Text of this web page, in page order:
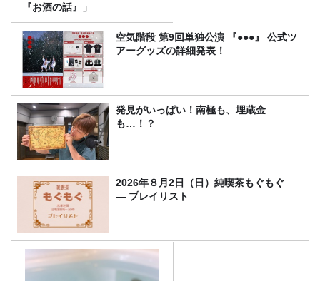
『お酒の話』」
空気階段 第9回単独公演 『●●●』 公式ツ
アーグッズの詳細発表！
発見がいっぱい！南極も、埋蔵金
も…！？
2026年８月2日（日）純喫茶もぐもぐ
― プレイリスト